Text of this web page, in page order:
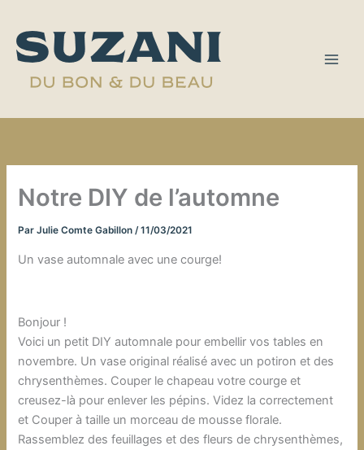
contenu
Notre DIY de l’automne
ParJulie Comte Gabillon/11/03/2021
Un vase automnale avec une courge!
Bonjour !
Voici un petit DIY automnale pour embellir vos tables en
novembre. Un vase original réalisé avec un potiron et des
chrysenthèmes. Couper le chapeau votre courge et
creusez-là pour enlever les pépins. Videz la correctement
et Couper à taille un morceau de mousse florale.
Rassemblez des feuillages et des fleurs de chrysenthèmes,